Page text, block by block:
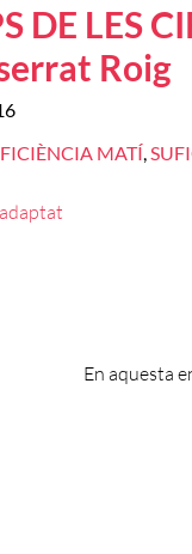
DE LES
Roig
MATÍ
En aquesta